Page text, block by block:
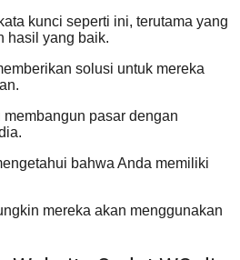
kunci seperti ini, terutama yang
hasil yang baik.
solusi untuk mereka
pasar dengan
bahwa Anda memiliki
mereka akan menggunakan